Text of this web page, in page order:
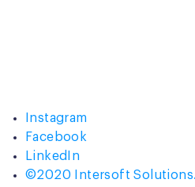
Instagram
Facebook
LinkedIn
©2020 Intersoft